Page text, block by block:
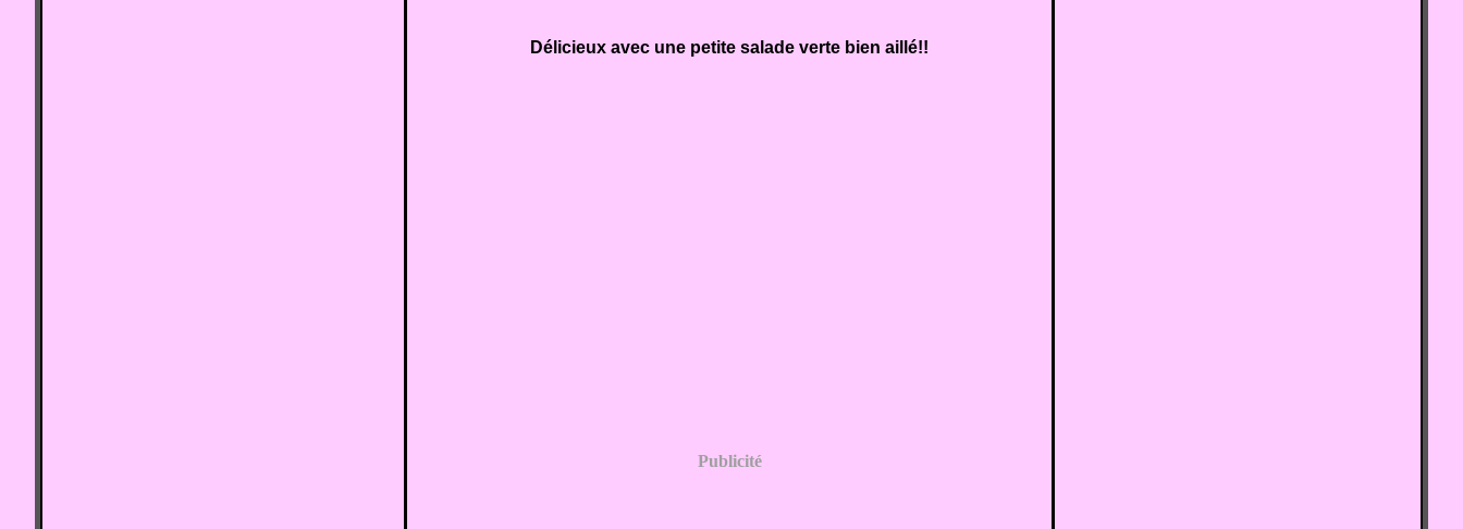
Délicieux avec une petite salade verte bien aillé!!
Publicité